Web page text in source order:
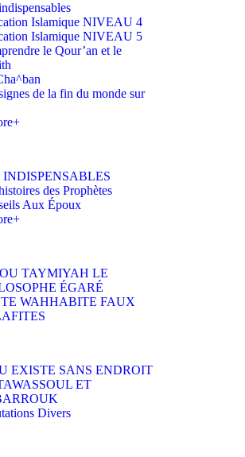
Islamique NIVEAU 4
Islamique NIVEAU 5
le Qour’an et le
de la fin du monde sur
INDISPENSABLES
des Prophètes
Aux Époux
TAYMIYAH LE
ÉGARÉ
WAHHABITE FAUX
EXISTE SANS ENDROIT
ET
Divers